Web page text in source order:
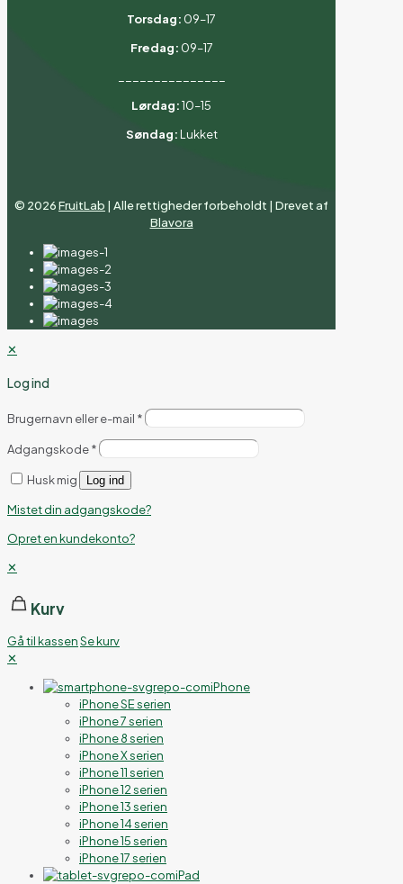
Torsdag: 09–17
Fredag: 09–17
Lørdag:10–15
Søndag: Lukket
© 2026FruitLab | Alle rettigheder forbeholdt | Drevet af
Blavora
✕
Log ind
Brugernavn eller e-mail *
Adgangskode*
Husk mig Log ind
Mistet din adgangskode?
Opret en kundekonto?
✕
Kurv
Gå til kassenSe kurv
✕
iPhone
iPhone SE serien
iPhone 7 serien
iPhone 8 serien
iPhone X serien
iPhone 11 serien
iPhone 12 serien
iPhone 13 serien
iPhone 14 serien
iPhone 15 serien
iPhone 17 serien
iPad